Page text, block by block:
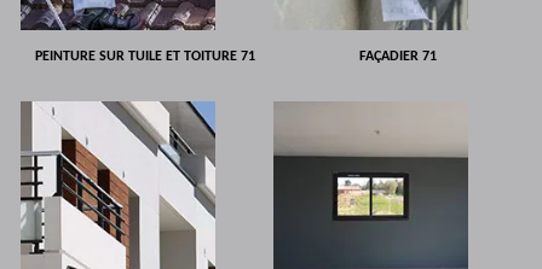
PEINTURE SUR TUILE ET TOITURE 71 FAÇADIER 71